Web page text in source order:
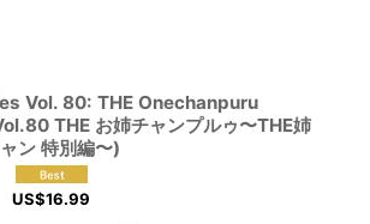
Vol. 80: THE Onechanpuru
THE お姉チャンプルゥ〜THE姉
ン 特別編〜)
US$16.99